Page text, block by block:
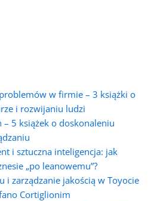
w firmie – 3 książki o
i rozwijaniu ludzi
– 5 książek o doskonaleniu
i sztuczna inteligencja: jak
„po leanowemu”?
i zarządzanie jakością w Toyocie
Cortiglionim